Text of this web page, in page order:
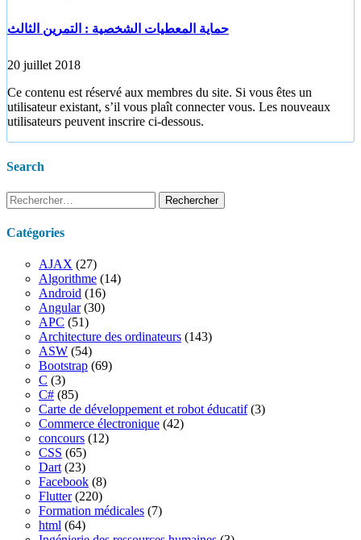
حماية المعطيات الشخصية : التمرين الثالث
20 juillet 2018
Ce contenu est réservé aux membres du site. Si vous êtes un
utilisateur existant, s’il vous plaît connecter vous. Les nouveaux
utilisateurs peuvent inscrire ci-dessous.
Search
Rechercher :
Catégories
AJAX (27)
Algorithme (14)
Android (16)
Angular(30)
APC (51)
Architecture des ordinateurs (143)
ASW (54)
Bootstrap (69)
C (3)
C# (85)
Carte de développement et robot éducatif(3)
Commerce électronique (42)
concours (12)
CSS (65)
Dart (23)
Facebook (8)
Flutter(220)
Formation médicales (7)
html (64)